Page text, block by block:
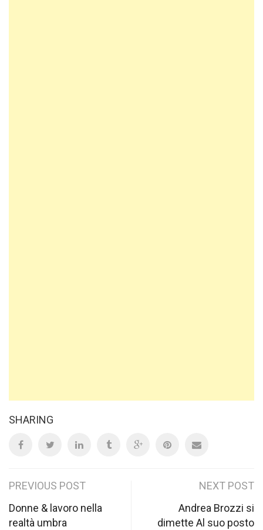
SHARING
Post
navigation
PREVIOUS POST
Donne & lavoro nella
realtà umbra
NEXT POST
Andrea Brozzi si
dimette Al suo posto